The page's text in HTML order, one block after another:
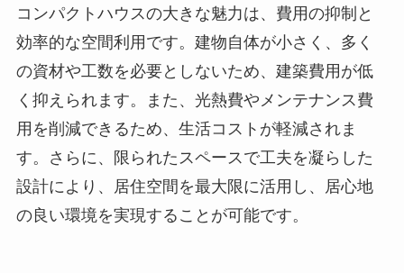
コンパクトハウスの大きな魅力は、費用の抑制と
効率的な空間利用です。建物自体が小さく、多く
の資材や工数を必要としないため、建築費用が低
く抑えられます。また、光熱費やメンテナンス費
用を削減できるため、生活コストが軽減されま
す。さらに、限られたスペースで工夫を凝らした
設計により、居住空間を最大限に活用し、居心地
の良い環境を実現することが可能です。